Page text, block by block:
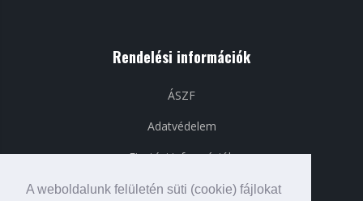
A weboldalunk felületén süti (cookie) fájlokat
Rendelési információk
ÁSZF
Adatvédelem
Fizetési információk
Szállítási információk